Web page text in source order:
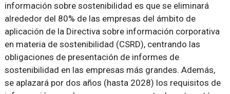
información sobre sostenibilidad es que se eliminará
alrededor del 80% de las empresas del ámbito de
aplicación de la Directiva sobre información corporativa
en materia de sostenibilidad (CSRD), centrando las
obligaciones de presentación de informes de
sostenibilidad en las empresas más grandes. Además,
se aplazará por dos años (hasta 2028) los requisitos de